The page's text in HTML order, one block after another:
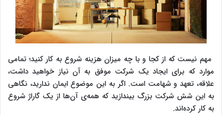
مهم نیست که از کجا و با چه میزان هزینه شروع به کار کنید؛ تمامی
موارد که برای ایجاد یک شرکت موفق به آن نیاز خواهید داشت،
علاقه، تعهد و شهامت است. اگر به این موضوع ایمان ندارید، نگاهی
به این شش شرکت بزرگ بیندازید که همه‌ی آن‌ها از یک گاراژ شروع
به کار کرده‌اند.